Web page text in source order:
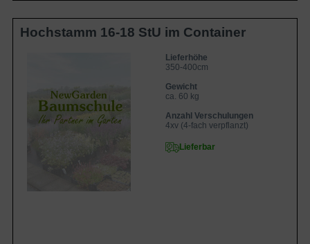
schleimlösend und antibakteriell, es fördert das
Herzkreislaufsystem und gilt als muskelentspannend. Das
Holz des Baums ist auffallend schön, trocknet sehr
langsam und gilt als widerstandsfähig. Es ist daher ideal
für den Bootsbau oder zur Fertigung von Möbeln.
Hochstamm 16-18 StU im Container
Lieferhöhe
350-400cm
Gewicht
ca. 60 kg
Anzahl Verschulungen
4xv (4-fach verpflanzt)
Lieferbar